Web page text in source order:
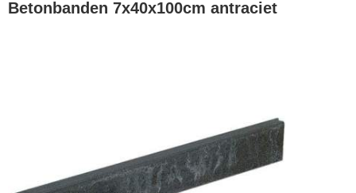
Betonbanden 7x40x100cm antraciet